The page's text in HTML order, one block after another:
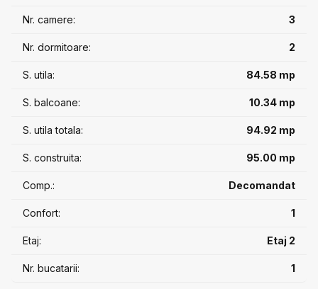
10,34 mp, perfect pentru recreere. Loc de parcare subteran
0756.880.880
Nr. camere: 3
Nr. dormitoare: 2
S. utila: 84.58 mp
S. balcoane: 10.34 mp
S. utila totala: 94.92 mp
S. construita: 95.00 mp
Comp.: Decomandat
Confort: 1
Etaj: Etaj 2
Nr. bucatarii: 1